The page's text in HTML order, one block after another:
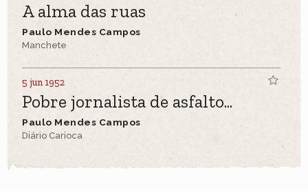
A alma das ruas
Paulo Mendes Campos
Manchete
5 jun 1952
Pobre jornalista de asfalto...
Paulo Mendes Campos
Diário Carioca